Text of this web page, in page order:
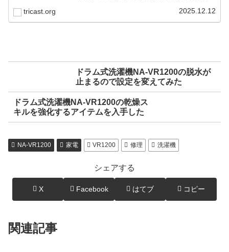
った。交換方法の勘所を抑えておくともっとスムーズに作
業できるはず、ということで手順をまとめてみた。
tricast.org 2025.12.12
ドラム式洗濯機NA-VR1200の脱水が
止まるので設定を変えてみた
ドラム式洗濯機NA-VR1200の乾燥ス
キルを強化するアイテムを入手した
NA-VR1200 家電 VR1200 修理 洗濯機
シェアする
X Facebook はてブ コピー
関連記事